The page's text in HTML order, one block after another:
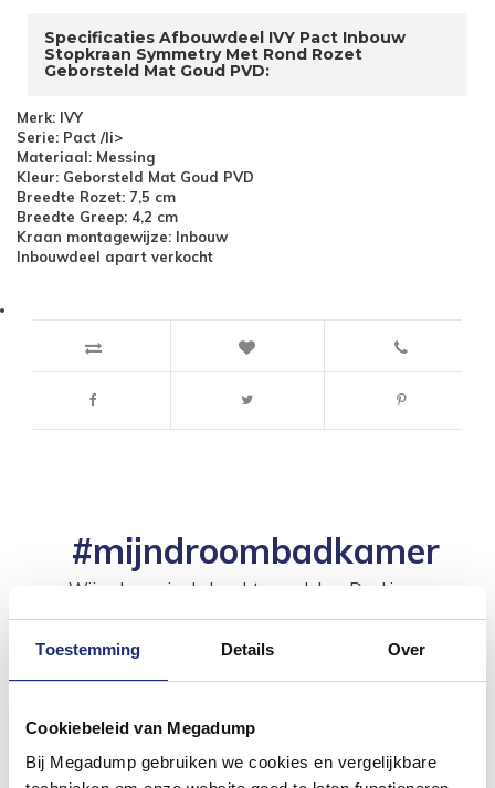
Toestemming Details Over
Cookiebeleid van Megadump
Bij Megadump gebruiken we cookies en vergelijkbare
Specificaties Afbouwdeel IVY Pact Inbouw
Stopkraan Symmetry Met Rond Rozet
Geborsteld Mat Goud PVD:
Merk: IVY
Serie: Pact /li>
Materiaal: Messing
Kleur: Geborsteld Mat Goud PVD
Breedte Rozet: 7,5 cm
Breedte Greep: 4,2 cm
Kraan montagewijze: Inbouw
Inbouwdeel apart verkocht
#mijndroombadkamer
Wij geloven in de kracht van delen. Deel jouw
en tag @megadumpnl. Samen bouwen we een
inspirerende omgeving vol met unieke
badkamerstijlen. Doe je mee?